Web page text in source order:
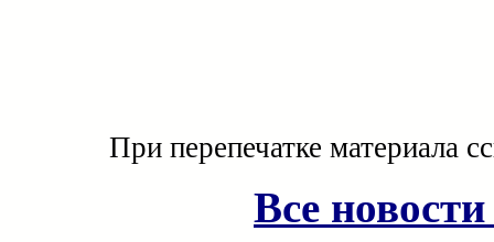
При перепечатке материала
Все